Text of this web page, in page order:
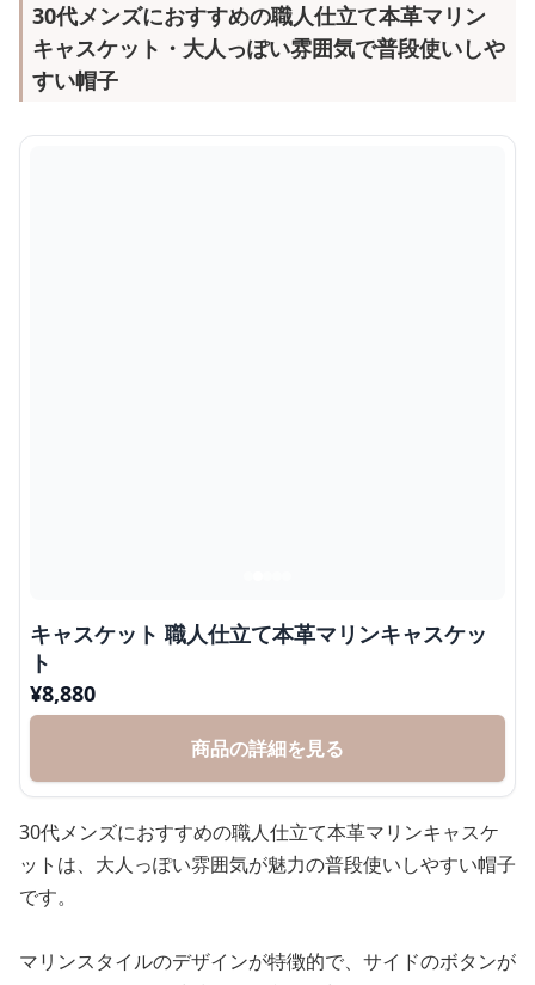
30代メンズにおすすめの職人仕立て本革マリン
キャスケット・大人っぽい雰囲気で普段使いしや
すい帽子
キャスケット 職人仕立て本革マリンキャスケッ
ト
¥8,880
商品の詳細を見る
30代メンズにおすすめの職人仕立て本革マリンキャスケ
ットは、大人っぽい雰囲気が魅力の普段使いしやすい帽子
です。
マリンスタイルのデザインが特徴的で、サイドのボタンが